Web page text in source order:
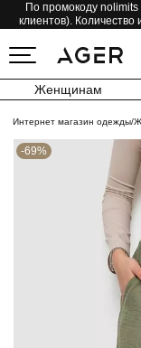
По промокоду nolimits
клиентов).
Женщинам
Интернет магазин одежды/
-69%